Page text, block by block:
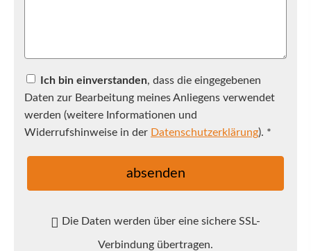
Ich bin einverstanden, dass die eingegebenen
Daten zur Bearbeitung meines Anliegens verwendet
werden (weitere Informationen und
Widerrufshinweise in der Datenschutzerklärung). *
absenden
Die Daten werden über eine sichere SSL-
Verbindung übertragen.